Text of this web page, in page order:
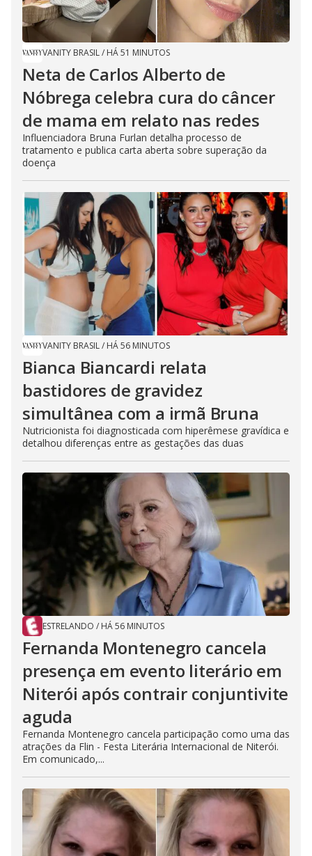
VANITY BRASIL/ HÁ 51 MINUTOS
Neta de Carlos Alberto de
Nóbrega celebra cura do câncer
de mama em relato nas redes
Influenciadora Bruna Furlan detalha processo de
tratamento e publica carta aberta sobre superação da
doença
VANITY BRASIL/ HÁ 56 MINUTOS
Bianca Biancardi relata
bastidores de gravidez
simultânea com a irmã Bruna
Nutricionista foi diagnosticada com hiperêmese gravídica e
detalhou diferenças entre as gestações das duas
ESTRELANDO / HÁ 56 MINUTOS
Fernanda Montenegro cancela
presença em evento literário em
Niterói após contrair conjuntivite
aguda
Fernanda Montenegro cancela participação como uma das
atrações da Flin - Festa Literária Internacional de Niterói.
Em comunicado,...